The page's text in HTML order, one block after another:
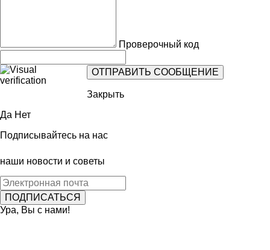
Проверочный код
Закрыть
Да Нет
Подписывайтесь на нас
наши новости и советы
Ура, Вы с нами!